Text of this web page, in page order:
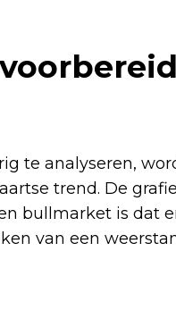
te analyseren,
trend. De
bullmarket is dat
van een